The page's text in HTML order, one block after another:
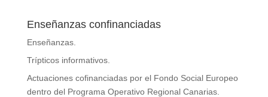
Enseñanzas confinanciadas
Enseñanzas.
Trípticos informativos.
Actuaciones cofinanciadas por el Fondo Social Europeo
dentro del Programa Operativo Regional Canarias.